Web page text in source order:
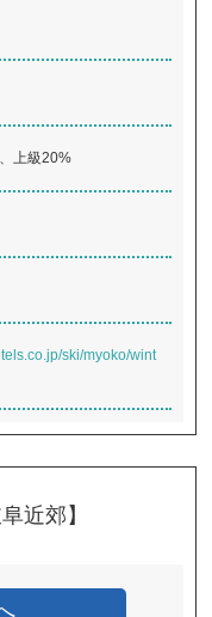
上級20%
ski/myoko/wint
近郊】